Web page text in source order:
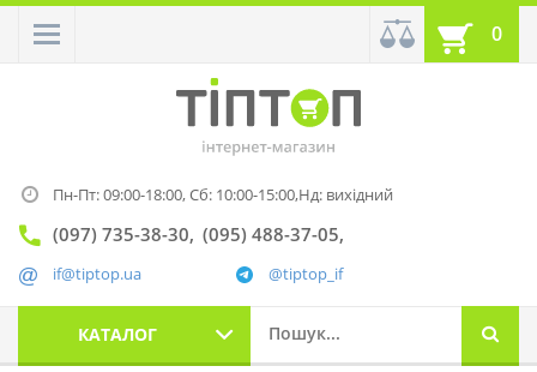
0
Пн-Пт: 09:00-18:00,Сб: 10:00-15:00,Нд: вихідний
(097) 735-38-30 (095) 488-37-05
@tiptop_if
if@tiptop.ua
КАТАЛОГ